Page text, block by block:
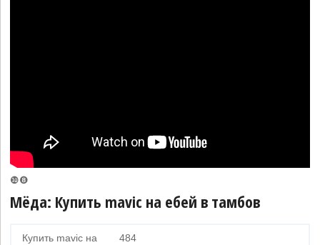
❿❽
Мёда: Купить mavic на ебей в тамбов
Купить mavic на
484